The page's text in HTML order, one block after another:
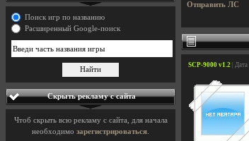
Отправить ЛС
SCP-9000 v1.2 |
Поиск игр по названию
Расширенный Google-поиск
Скрыть рекламу с сайта
Чтоб скрыть всю рекламу с сайта, для начала
необходимо зарегистрироваться